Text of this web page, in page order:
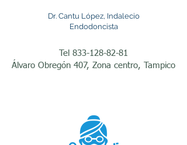
extracción de un diente
dental se inflama o se
traumatismos o
restauraciones extensas, el
Dr. Cantu López, Indalecio
Endodoncista
Tel 833-128-82-81
Álvaro Obregón 407, Zona centro, Tampico